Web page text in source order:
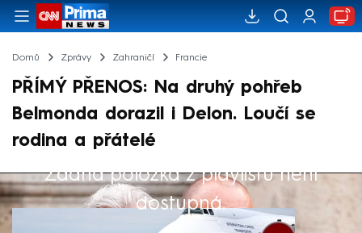
Domů Zprávy Zahraničí Francie
PŘÍMÝ PŘENOS: Na druhý pohřeb
Belmonda dorazil i Delon. Loučí se
rodina a přátelé
Žádná položka z playlistu není
dostupná.
Výběr redakce